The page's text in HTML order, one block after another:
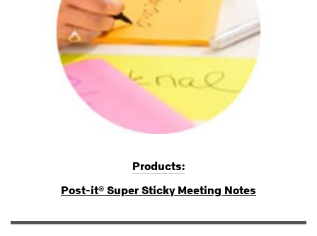
Products:
Post-it® Super Sticky Meeting Notes